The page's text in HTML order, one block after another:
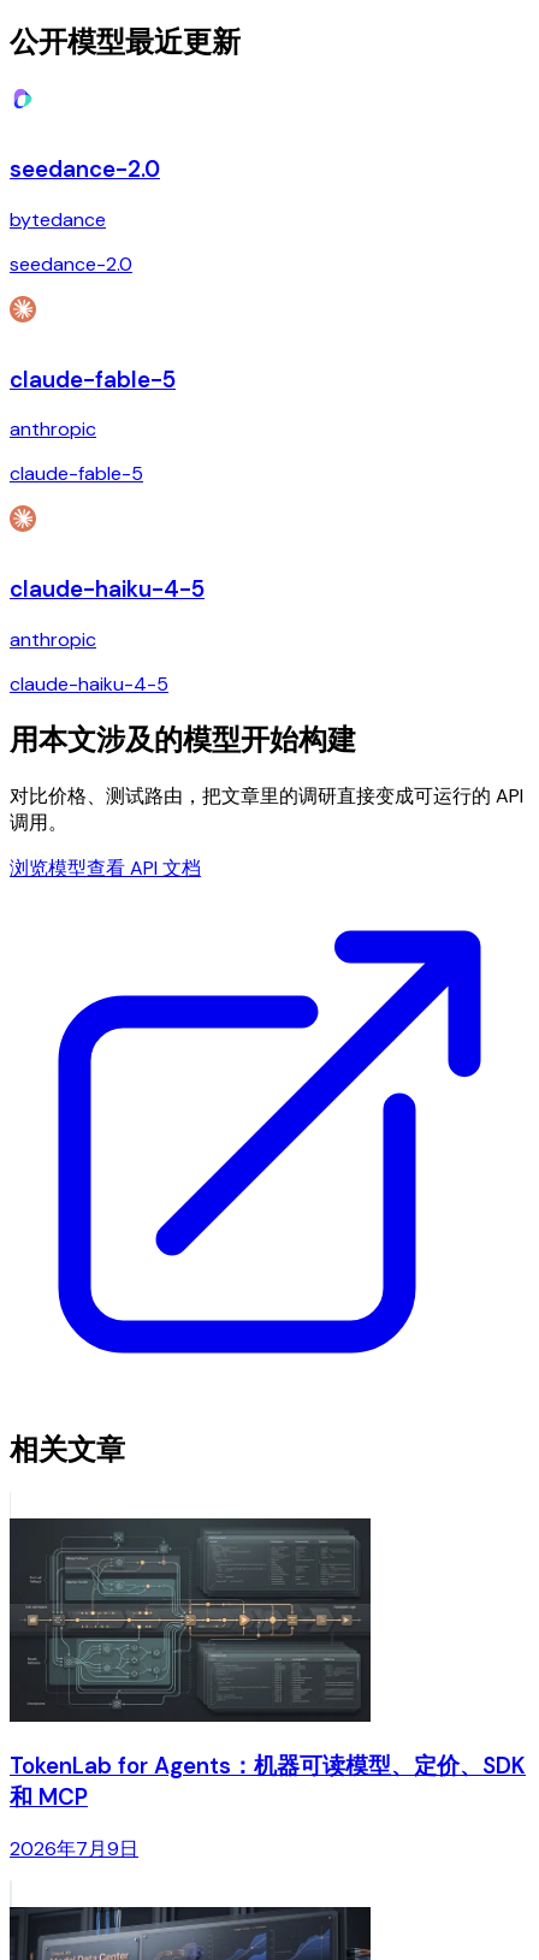
公开模型最近更新
seedance-2.0
bytedance
seedance-2.0
claude-fable-5
anthropic
claude-fable-5
claude-haiku-4-5
anthropic
claude-haiku-4-5
用本文涉及的模型开始构建
对比价格、测试路由，把文章里的调研直接变成可运行的 API
调用。
浏览模型查看 API 文档
相关文章
TokenLab for Agents：机器可读模型、定价、SDK
和 MCP
2026年7月9日